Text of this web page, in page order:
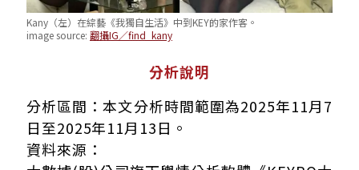
Kany（左）在綜藝《我獨自生活》中到KEY的家作客。
image source: 翻攝IG／find_kany
分析說明
分析區間：本文分析時間範圍為2025年11月7
日至2025年11月13日。
資料來源：